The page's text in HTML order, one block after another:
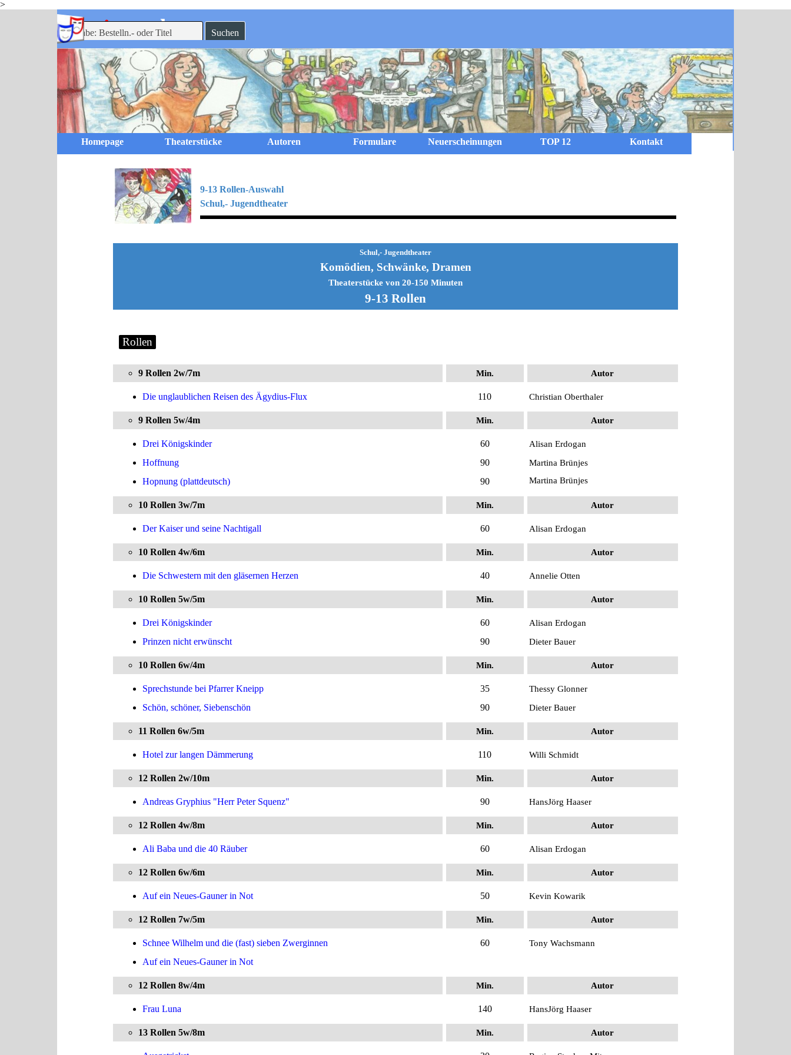
>
Direkt zum Seiteninhalt
-theaterverlag
mein Suchen
Menü überspringen
Homepage Theaterstücke Autoren Formulare Neuerscheinungen TOP 12 Kontakt
9-13 Rollen-Auswahl
Schul,- Jugendtheater
Schul,- Jugendtheater
Komödien, Schwänke, Dramen
Theaterstücke von 20-150 Minuten
9-13 Rollen
Rollen
9 Rollen 2w/7m Autor
Min.
110 Christian Oberthaler
Die unglaublichen Reisen des Ägydius-Flux
Min. Autor
9 Rollen 5w/4m
60
90
90
Alisan Erdogan
Martina Brünjes
Martina Brünjes
Drei Königskinder
Hoffnung
Hopnung (plattdeutsch)
Min.
10 Rollen 3w/7m
Der Kaiser und seine Nachtigall 60
Min.
10 Rollen 4w/6m
40
Die Schwestern mit den gläsernen Herzen
Autor
Alisan Erdogan
Autor
Annelie Otten
Min. Autor
10 Rollen 5w/5m
60
90
Alisan Erdogan
Dieter Bauer
Drei Königskinder
Prinzen nicht erwünscht
Min. Autor
10 Rollen 6w/4m
35
90
Thessy Glonner
Dieter Bauer
Sprechstunde bei Pfarrer Kneipp
Schön, schöner, Siebenschön
Min. Autor
11 Rollen 6w/5m
110 Willi Schmidt
Hotel zur langen Dämmerung
Min. Autor
12 Rollen 2w/10m
90 HansJörg Haaser
Andreas Gryphius "Herr Peter Squenz"
Min. Autor
12 Rollen 4w/8m
60 Alisan Erdogan
Ali Baba und die 40 Räuber
Min. Autor
12 Rollen 6w/6m
50 Kevin Kowarik
Auf ein Neues-Gauner in Not
12 Rollen 7w/5m Min.
Schnee Wilhelm und die (fast) sieben Zwerginnen
Auf ein Neues-Gauner in Not
60
12 Rollen 8w/4m Min.
Autor
Tony Wachsmann
Autor
140 HansJörg Haaser
Frau Luna
Min. Autor
13 Rollen 5w/8m